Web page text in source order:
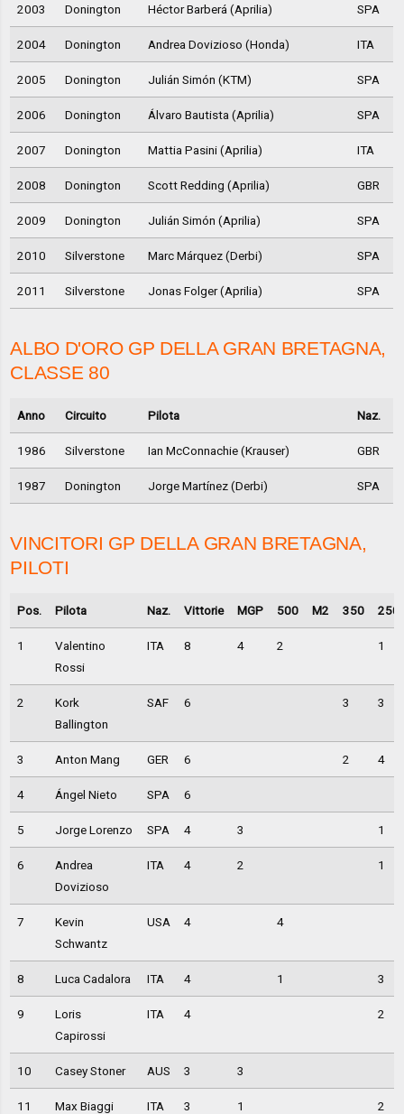
2003 Donington Héctor Barberá (Aprilia) SPA
2004 Donington Andrea Dovizioso (Honda) ITA
2005 Donington Julián Simón (KTM) SPA
2006 Donington Álvaro Bautista (Aprilia) SPA
2007 Donington Mattia Pasini (Aprilia) ITA
2008 Donington Scott Redding (Aprilia) GBR
2009 Donington Julián Simón (Aprilia) SPA
2010 Silverstone Marc Márquez (Derbi) SPA
2011 Silverstone Jonas Folger (Aprilia) SPA
ALBO D'ORO GP DELLA GRAN BRETAGNA,
CLASSE 80
Anno Circuito Pilota Naz.
1986 Silverstone Ian McConnachie (Krauser) GBR
1987 Donington Jorge Martínez (Derbi) SPA
VINCITORI GP DELLA GRAN BRETAGNA,
PILOTI
Pos. Pilota Naz. Vittorie MGP 500 M2 350 250
1
Valentino
Rossi
ITA 8 4 2 1
2
Kork
Ballington
SAF 6 3 3
3 Anton Mang GER 6 2 4
4 Ángel Nieto SPA 6
5 Jorge Lorenzo SPA 4 3 1
6
Andrea
Dovizioso
ITA 4 2 1
7
Kevin
Schwantz
USA 4 4
8 Luca Cadalora ITA 4 1 3
9
Loris
Capirossi
ITA 4 2
10 Casey Stoner AUS 3 3
11 Max Biaggi ITA 3 1 2